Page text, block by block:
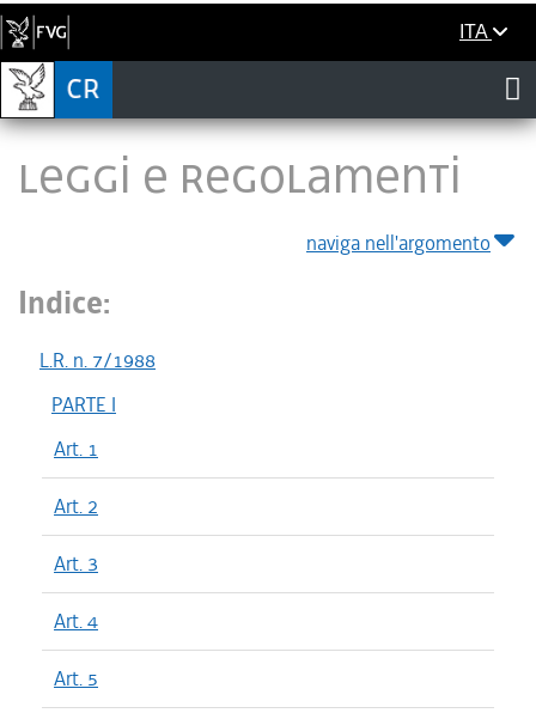
ITA
LEGGI E REGOLAMENTI
naviga nell'argomento
Indice:
L.R. n. 7/1988
PARTE I
Art. 1
Art. 2
Art. 3
Art. 4
Art. 5